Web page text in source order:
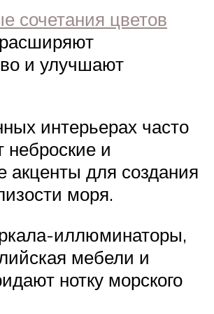
сочетания цветов
и улучшают
интерьерах часто
неброские и
акценты для создания
моря.
иллюминаторы,
мебели и
нотку морского